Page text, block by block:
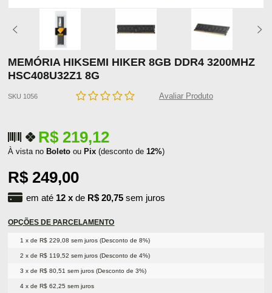
MEMÓRIA HIKSEMI HIKER 8GB DDR4 3200MHZ
HSC408U32Z1 8G
SKU 1056 Avaliar Produto
R$ 219,12
À vista noBoleto ouPix (desconto de 12%)
R$ 249,00
em até 12 x de R$ 20,75 sem juros
OPÇÕES DE PARCELAMENTO
1 x de R$ 229,08 sem juros (Desconto de 8%)
2 x de R$ 119,52 sem juros (Desconto de 4%)
3 x de R$ 80,51 sem juros (Desconto de 3%)
4 x de R$ 62,25 sem juros